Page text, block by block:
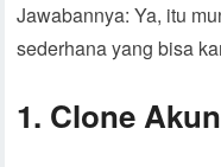
Jawabannya: Ya, itu
sederhana yang bisa
1. Clone